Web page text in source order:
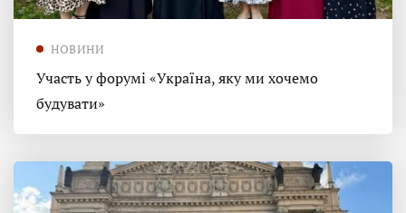
НОВИНИ
Участь у форумі «Україна, яку ми хочемо
будувати»